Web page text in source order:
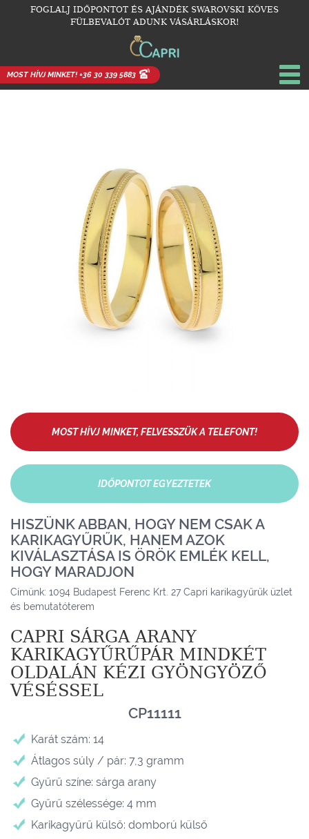
FOGLALJ IDŐPONTOT ÉS AJÁNDÉK SWAROVSKI KÖVES
FÜLBEVALÓT ADUNK VÁSÁRLÁSKOR!
MOST HÍVJ MINKET! +36 30 339 5883
MOST HÍVJ MINKET, FELVESSZÜK A TELEFONT!
IDŐPONTOT EGYEZTETEK
HISZÜNK ABBAN, HOGY NEM CSAK A
KARIKAGYŰRŰK, HANEM AZOK
KIVÁLASZTÁSA IS ÖRÖK EMLÉK KELL,
HOGY MARADJON
Címünk: 1094 Budapest Ferenc Krt. 27 Capri karikagyűrűk üzlet
és bemutatóterem
CAPRI SÁRGA ARANY
KARIKAGYŰRŰPÁR MINDKÉT
OLDALÁN KÉZI GYÖNGYÖZŐ
VÉSÉSSEL
CP11111
Karát szám: 14
Átlagos súly / pár: 7,3 gramm
Gyűrű színe: sárga arany
Gyűrű szélessége: 4 mm
Karikagyűrű külső: domború külső